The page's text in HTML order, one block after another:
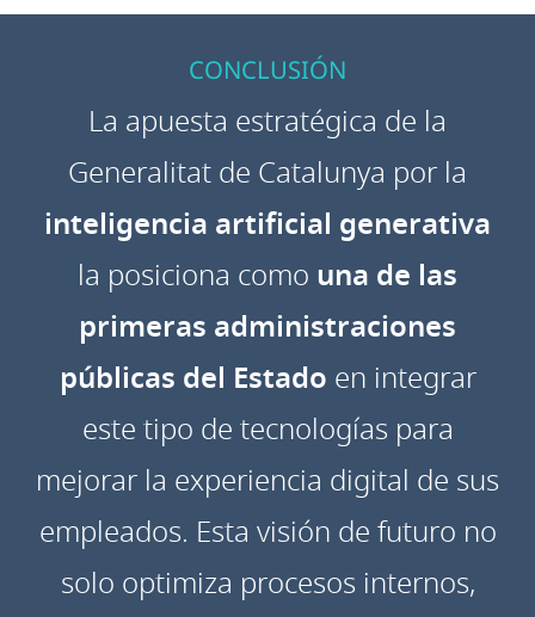
CONCLUSIÓN
La apuesta estratégica de la
Generalitat de Catalunya por la
inteligencia artificial generativa
la posiciona como una de las
primeras administraciones
públicas del Estado en integrar
este tipo de tecnologías para
mejorar la experiencia digital de sus
empleados. Esta visión de futuro no
solo optimiza procesos internos,